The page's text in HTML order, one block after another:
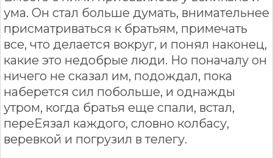
ума. Он стал больше думать, внимательнее
присматриваться к братьям, примечать
все, что делается вокруг, и понял наконец,
какие это недобрые люди. Но поначалу он
ничего не сказал им, подождал, пока
наберется сил побольше, и однажды
утром, когда братья еще спали, встал,
переЕязал каждого, словно колбасу,
веревкой и погрузил в телегу.